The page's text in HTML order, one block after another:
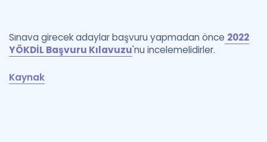
Sınava girecek adaylar başvuru yapmadan önce 2022
YÖKDİL Başvuru Kılavuzu'nu incelemelidirler.
Kaynak